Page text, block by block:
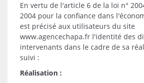
En vertu de l'article 6 de la loi n°
2004 pour la confiance dans
est précisé aux utilisateurs du site
www.agencechapa.fr l'identité des
intervenants dans le cadre de sa
suivi :
Réalisation :